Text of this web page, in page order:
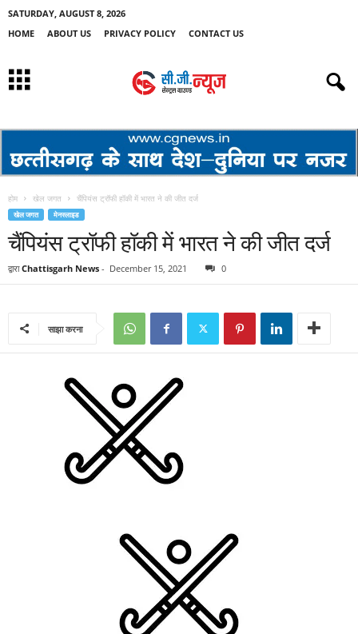
SATURDAY, AUGUST 8, 2026
HOME
ABOUT US PRIVACY POLICY CONTACT US
होम खेल जगत चैंपियंस ट्रॉफी हॉकी में भारत ने की जीत दर्ज
खेल जगत मेनस्लाइड
चैंपियंस ट्रॉफी हॉकी में भारत ने की जीत दर्ज
द्वारा Chattisgarh News - December 15, 2021 0
साझा करना